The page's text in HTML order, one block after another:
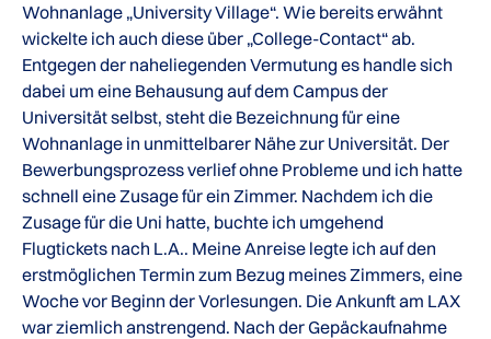
Wohnanlage „University Village“. Wie bereits erwähnt
wickelte ich auch diese über „College-Contact“ ab.
Entgegen der naheliegenden Vermutung es handle sich
dabei um eine Behausung auf dem Campus der
Universität selbst, steht die Bezeichnung für eine
Wohnanlage in unmittelbarer Nähe zur Universität. Der
Bewerbungsprozess verlief ohne Probleme und ich hatte
schnell eine Zusage für ein Zimmer. Nachdem ich die
Zusage für die Uni hatte, buchte ich umgehend
Flugtickets nach L.A.. Meine Anreise legte ich auf den
erstmöglichen Termin zum Bezug meines Zimmers, eine
Woche vor Beginn der Vorlesungen. Die Ankunft am LAX
war ziemlich anstrengend. Nach der Gepäckaufnahme